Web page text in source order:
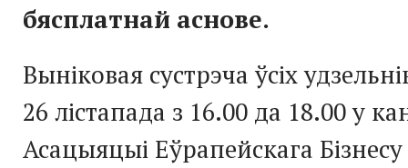
бясплатнай аснове.
Выніковая сустрэча ўсіх
26 лістапада з 16.00 да 18.00 у
Асацыяцыі Еўрапейскага